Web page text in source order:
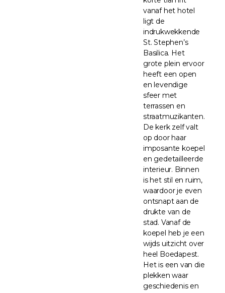
vanaf het hotel
ligt de
indrukwekkende
St. Stephen’s
Basilica. Het
grote plein ervoor
heeft een open
en levendige
sfeer met
terrassen en
straatmuzikanten.
De kerk zelf valt
op door haar
imposante koepel
en gedetailleerde
interieur. Binnen
is het stil en ruim,
waardoor je even
ontsnapt aan de
drukte van de
stad. Vanaf de
koepel heb je een
wijds uitzicht over
heel Boedapest.
Het is een van die
plekken waar
geschiedenis en